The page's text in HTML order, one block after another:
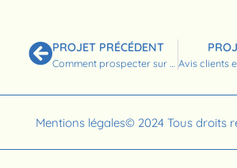
PROJET PRÉCÉDENT
Comment prospecter sur LinkedIn : 6 bonnes pratiques commerciales en 2025
Mentions légales© 2024 Tous droits